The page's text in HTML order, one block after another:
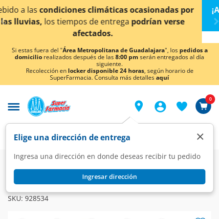
< div class="carousel-inner">
por
¡Ahora también en Aguascalientes!Da
clic
conocer detalles.
Si estas fuera del "Área Metropolitana de Guadalajara", los pedidos a
domicilio realizados después de las8:00 pm serán entregados al día
siguiente.
Recolección en locker disponible 24 horas, según horario de
SuperFarmacia. Consulta más detallesaquí
Elige una dirección de entrega
Ingresa una dirección en donde deseas recibir tu pedido
Ingresar dirección
×
0
Farmacia Medicina Antibióticos Antibióticos
Megion IM 500 mg Solución Inyectable, 3.5 ml.
SKU: 928534